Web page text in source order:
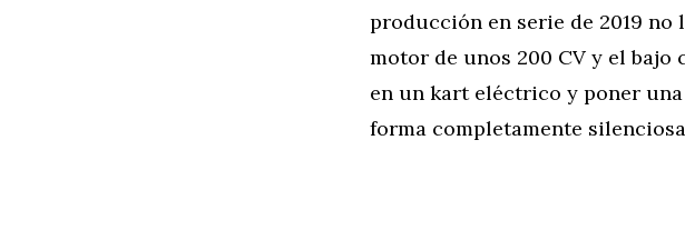
producción en serie de 2019
motor de unos 200 CV y el
en un kart eléctrico y poner
forma completamente